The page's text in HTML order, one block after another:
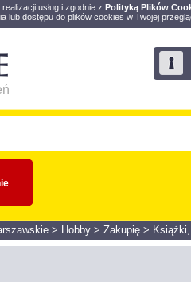
usług i zgodnie z Polityką Plików
lub dostępu do plików cookies w Twojej
> Hobby > Zakupię >